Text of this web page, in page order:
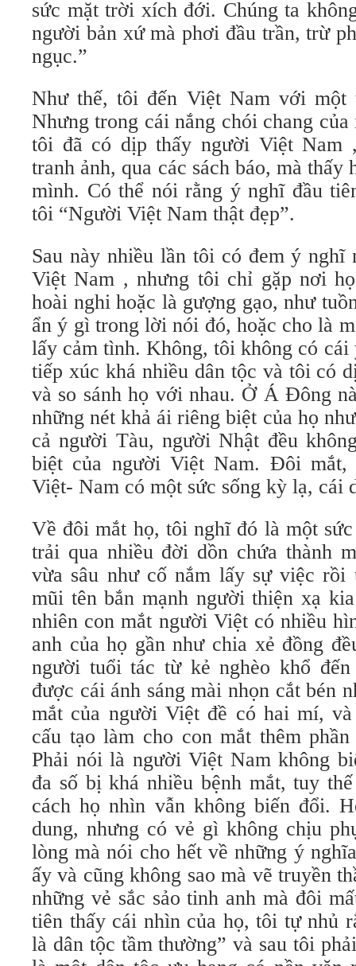
sức mặt trời xích đới. Chúng ta
người bản xứ mà phơi đầu trần, trừ
ngục.”
Như thế, tôi đến Việt Nam với một
Nhưng trong cái nắng chói chang
tôi đã có dịp thấy người Việt Nam
tranh ảnh, qua các sách báo, mà
mình. Có thể nói rằng ý nghĩ đầu
tôi “Người Việt Nam thật đẹp”.
Sau này nhiều lần tôi có đem ý nghĩ
Việt Nam , nhưng tôi chỉ gặp nơi
hoài nghi hoặc là gượng gạo, như
ẩn ý gì trong lời nói đó, hoặc cho là
lấy cảm tình. Không, tôi không có
tiếp xúc khá nhiều dân tộc và tôi có
và so sánh họ với nhau. Ở Á Đông
những nét khả ái riêng biệt của họ
cả người Tàu, người Nhật đều
biệt của người Việt Nam. Đôi mắt,
Việt- Nam có một sức sống kỳ lạ, cái
Về đôi mắt họ, tôi nghĩ đó là một
trải qua nhiều đời dồn chứa thành
vừa sâu như cố nắm lấy sự việc rồi
mũi tên bắn mạnh người thiện xạ
nhiên con mắt người Việt có nhiều
anh của họ gần như chia xẻ đồng
người tuổi tác từ kẻ nghèo khổ
được cái ánh sáng mài nhọn cắt bén
mắt của người Việt đề có hai mí,
cấu tạo làm cho con mắt thêm
Phải nói là người Việt Nam không
đa số bị khá nhiều bệnh mắt, tuy
cách họ nhìn vẫn không biến đổi.
dung, nhưng có vẻ gì không chịu
lòng mà nói cho hết về những ý
ấy và cũng không sao mà vẽ truyền
những vẻ sắc sảo tinh anh mà đôi
tiên thấy cái nhìn của họ, tôi tự nhủ
là dân tộc tầm thường” và sau tôi